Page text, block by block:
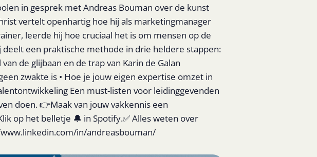
in gesprek met Andreas Bouman over de kunst
vertelt openhartig hoe hij als marketingmanager
leerde hij hoe cruciaal het is om mensen op de
een praktische methode in drie heldere stappen:
de glijbaan en de trap van Karin de Galan
zwakte is • Hoe je jouw eigen expertise omzet in
Een must-listen voor leidinggevenden
doen. 👉Maak van jouw vakkennis een
op het belletje 🔔 in Spotify.✅ Alles weten over
in/andreasbouman/